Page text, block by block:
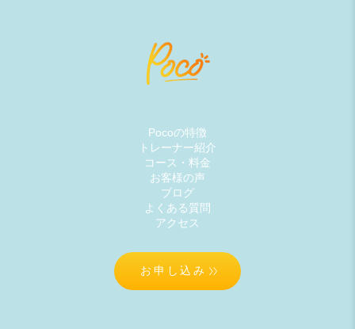
Pocoの特徴
トレーナー紹介
コース・料金
お客様の声
ブログ
よくある質問
アクセス
お申し込み